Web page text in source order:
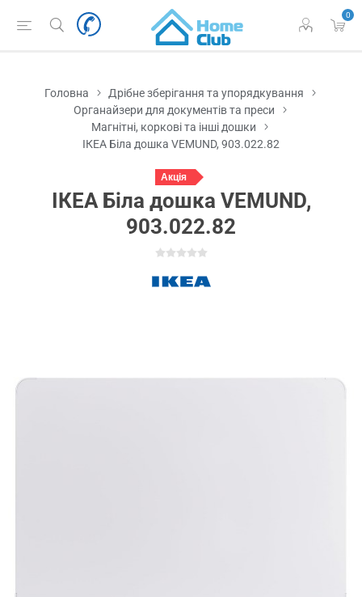
0
Головна
Дрібне зберігання та упорядкування
Органайзери для документів та преси
Магнітні, коркові та інші дошки
ІКЕА Біла дошка VEMUND, 903.022.82
Акція
ІКЕА Біла дошка VEMUND,
903.022.82